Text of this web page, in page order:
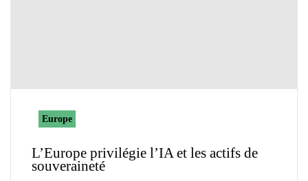
Europe
L’Europe privilégie l’IA et les actifs de
souveraineté